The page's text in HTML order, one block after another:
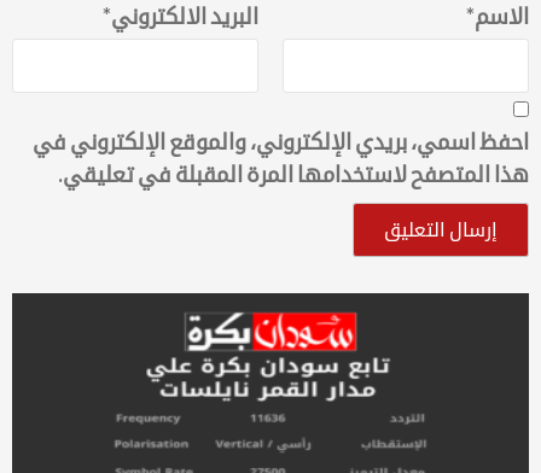
الاسم* البريد الالكتروني*
احفظ اسمي، بريدي الإلكتروني، والموقع الإلكتروني في
هذا المتصفح لاستخدامها المرة المقبلة في تعليقي.